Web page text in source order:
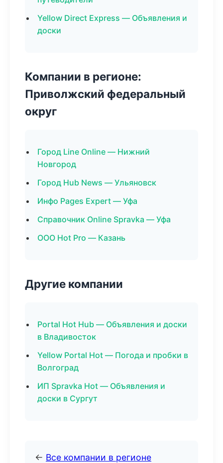
Yellow Direct Express — Объявления и
доски
Компании в регионе:
Приволжский федеральный
округ
Город Line Online — Нижний
Новгород
Город Hub News — Ульяновск
Инфо Pages Expert — Уфа
Справочник Online Spravka — Уфа
ООО Hot Pro — Казань
Другие компании
Portal Hot Hub — Объявления и доски
в Владивосток
Yellow Portal Hot — Погода и пробки в
Волгоград
ИП Spravka Hot — Объявления и
доски в Сургут
← Все компании в регионе